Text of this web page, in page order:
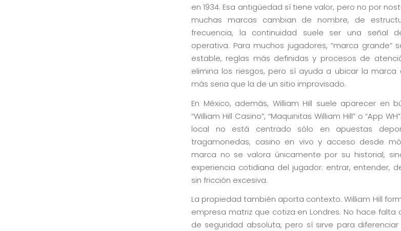
en 1934. Esa antigüedad sí tiene valor, pero no por
muchas marcas cambian de nombre, de
frecuencia, la continuidad suele ser una señal
operativa. Para muchos jugadores, “marca grande”
estable, reglas más definidas y procesos de
elimina los riesgos, pero sí ayuda a ubicar la
más seria que la de un sitio improvisado.
En México, además, William Hill suele aparecer en
“William Hill Casino”, “Maquinitas William Hill” o “App
local no está centrado sólo en apuestas
tragamonedas, casino en vivo y acceso desde
marca no se valora únicamente por su historial,
experiencia cotidiana del jugador: entrar, entender,
sin fricción excesiva.
La propiedad también aporta contexto. William Hill
empresa matriz que cotiza en Londres. No hace falta
de seguridad absoluta, pero sí sirve para